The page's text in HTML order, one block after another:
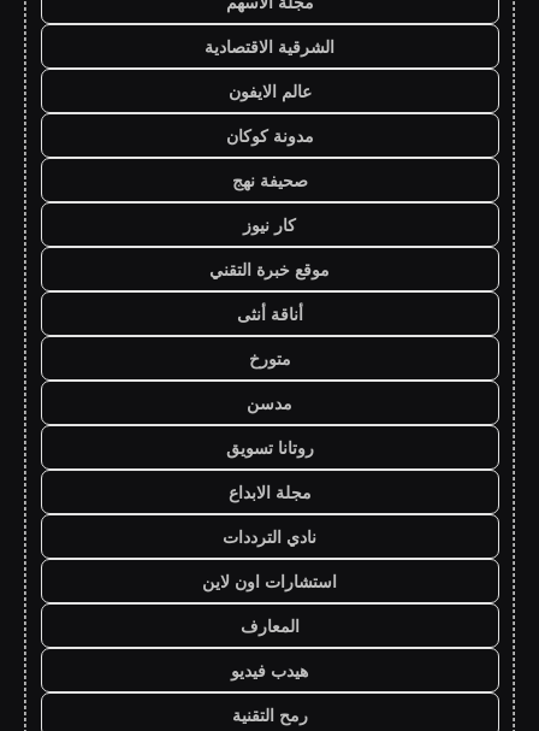
الشرقية الاقتصادية
عالم الايفون
مدونة كوكان
صحيفة نهج
كار نيوز
موقع خبرة التقني
أناقة أنثى
متورخ
مدسن
روتانا تسويق
مجلة الابداع
نادي الترددات
استشارات اون لاين
المعارف
هيدب فيديو
رمح التقنية